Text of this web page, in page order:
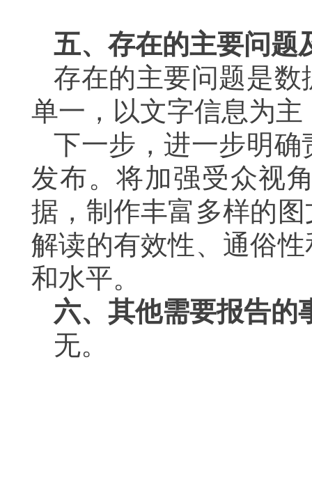
五、存在的主要问题
存在的主要问题是
单一，以文字信息为
下一步，进一步明
发布。将加强受众视
据，制作丰富多样的
解读的有效性、通俗
和水平。
六、其他需要报告的
无。